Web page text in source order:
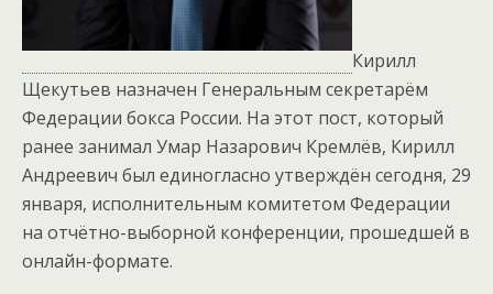
Кирилл
Щекутьев назначен Генеральным секретарём
Федерации бокса России. На этот пост, который
ранее занимал Умар Назарович Кремлёв, Кирилл
Андреевич был единогласно утверждён сегодня, 29
января, исполнительным комитетом Федерации
на отчётно-выборной конференции, прошедшей в
онлайн-формате.